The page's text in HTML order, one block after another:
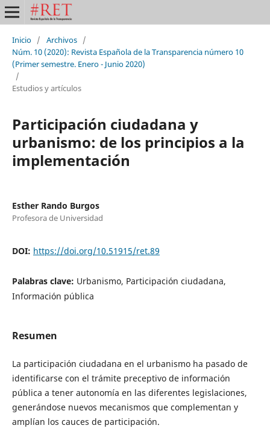
Inicio / Archivos /
Núm. 10 (2020): Revista Española de la Transparencia número 10
(Primer semestre. Enero - Junio 2020)
/
Estudios y artículos
Participación ciudadana y
urbanismo: de los principios a la
implementación
Esther Rando Burgos
Profesora de Universidad
DOI: https://doi.org/10.51915/ret.89
Palabras clave: Urbanismo, Participación ciudadana,
Información pública
Resumen
La participación ciudadana en el urbanismo ha pasado de
identificarse con el trámite preceptivo de información
pública a tener autonomía en las diferentes legislaciones,
generándose nuevos mecanismos que complementan y
amplían los cauces de participación.